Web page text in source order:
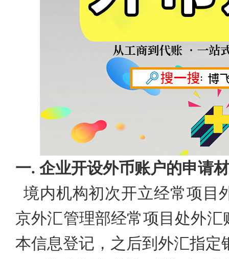
一. 企业开设外币账户的申请
境内机构初次开立经常项目
京外汇管理部经常项目处外
本信息登记，之后到外汇指定